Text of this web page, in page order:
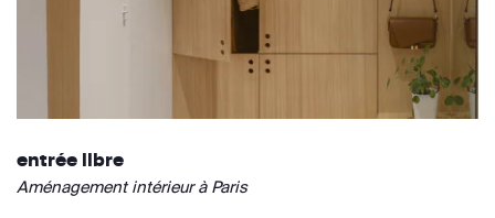
entrée libre
Aménagement intérieur à Paris